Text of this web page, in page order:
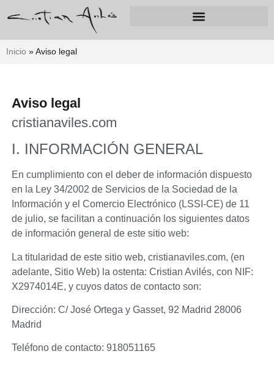
Inicio » Aviso legal
Aviso legal
cristianaviles.com
I. INFORMACIÓN GENERAL
En cumplimiento con el deber de información dispuesto
en la Ley 34/2002 de Servicios de la Sociedad de la
Información y el Comercio Electrónico (LSSI-CE) de 11
de julio, se facilitan a continuación los siguientes datos
de información general de este sitio web:
La titularidad de este sitio web, cristianaviles.com, (en
adelante, Sitio Web) la ostenta: Cristian Avilés, con NIF:
X2974014E, y cuyos datos de contacto son:
Dirección: C/ José Ortega y Gasset, 92 Madrid 28006
Madrid
Teléfono de contacto: 918051165